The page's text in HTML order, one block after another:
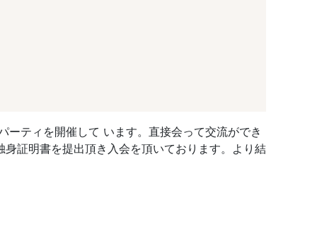
ティを開催して います。直接会って交流ができ
証明書を提出頂き入会を頂いております。より結